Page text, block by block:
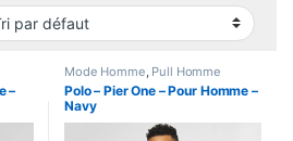
–
Mode Homme Pull Homme
Polo – Pier One – Pour Homme –
Navy